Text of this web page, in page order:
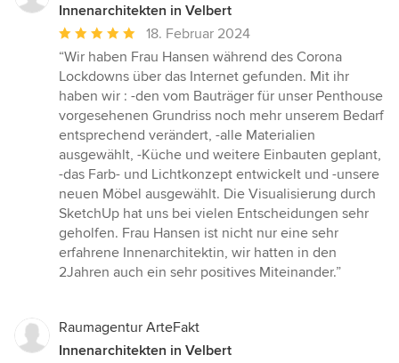
Innenarchitekten in Velbert
Durchschnittliche
Bewertung:
5
von
5
Sternen
18. Februar 2024
“Wir haben Frau Hansen während des Corona
Lockdowns über das Internet gefunden. Mit ihr
haben wir : -den vom Bauträger für unser Penthouse
vorgesehenen Grundriss noch mehr unserem Bedarf
entsprechend verändert, -alle Materialien
ausgewählt, -Küche und weitere Einbauten geplant,
-das Farb- und Lichtkonzept entwickelt und -unsere
neuen Möbel ausgewählt. Die Visualisierung durch
SketchUp hat uns bei vielen Entscheidungen sehr
geholfen. Frau Hansen ist nicht nur eine sehr
erfahrene Innenarchitektin, wir hatten in den
2Jahren auch ein sehr positives Miteinander.”
Raumagentur ArteFakt
Innenarchitekten in Velbert